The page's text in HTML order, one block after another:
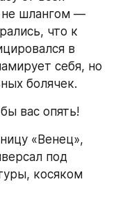
не шлангом —
что к
в
себя, но
болячек.
вас опять!
«Венец»,
под
косяком